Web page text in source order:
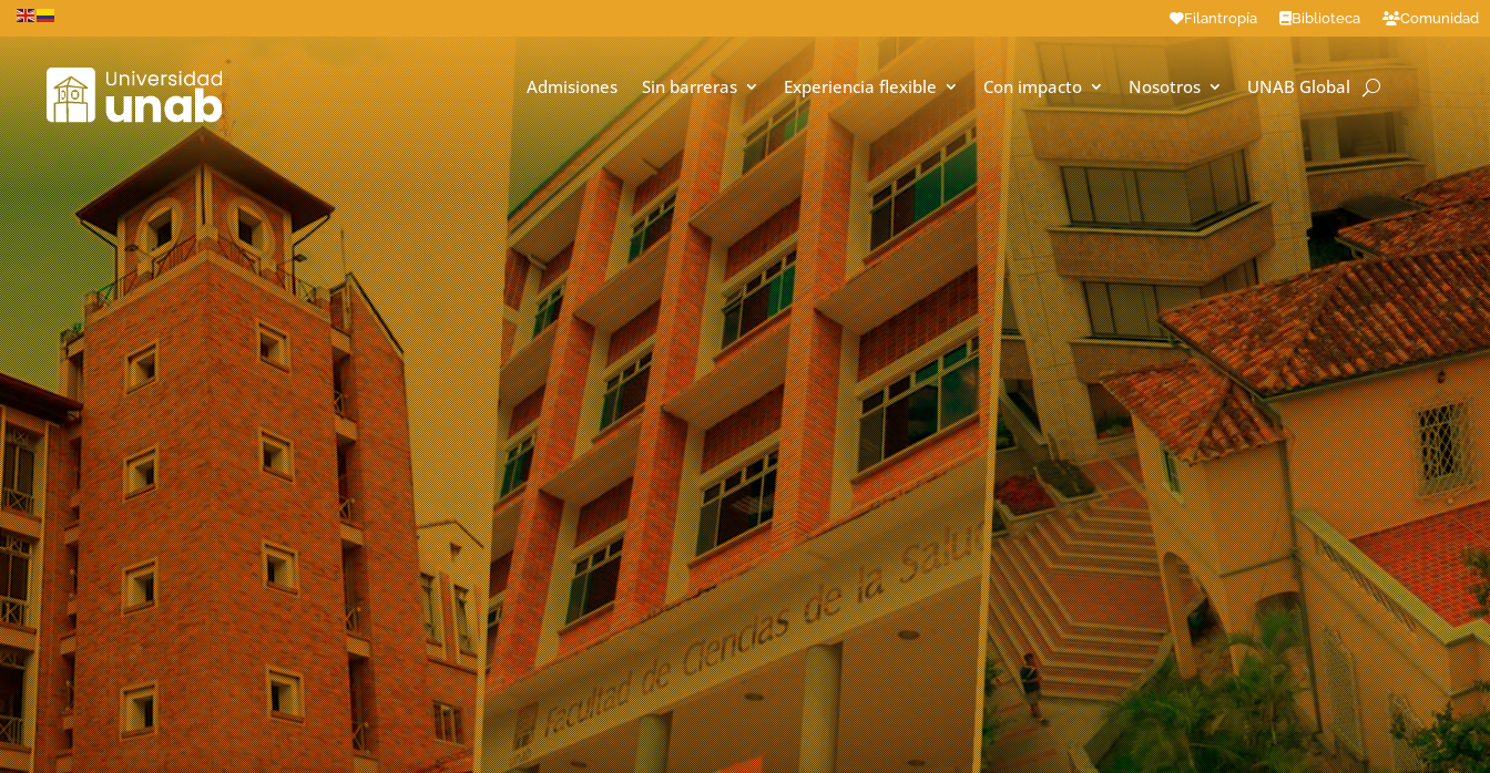
Filantropía Biblioteca Comunidad
Admisiones Sin barreras Experiencia flexible Con impacto Nosotros UNAB Global